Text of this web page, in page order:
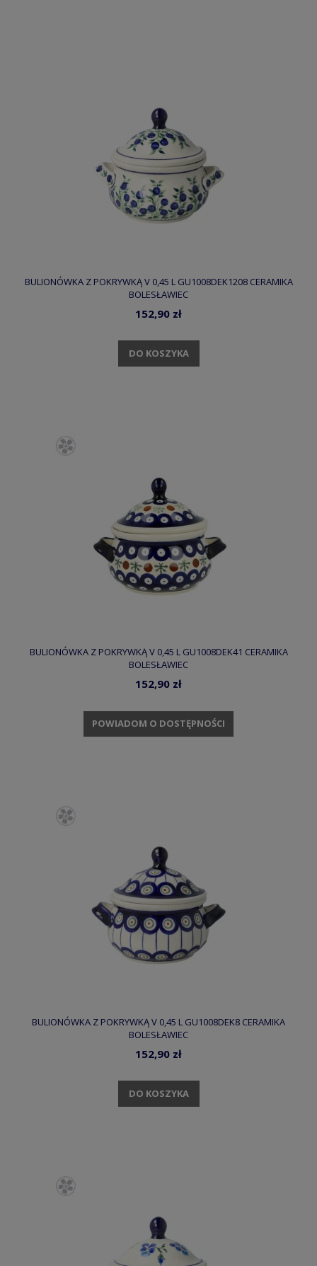
BULIONÓWKA Z POKRYWKĄ V 0,45 L GU1008DEK1208 CERAMIKA
BOLESŁAWIEC
152,90 zł
DO KOSZYKA
BULIONÓWKA Z POKRYWKĄ V 0,45 L GU1008DEK41 CERAMIKA
BOLESŁAWIEC
152,90 zł
POWIADOM O DOSTĘPNOŚCI
BULIONÓWKA Z POKRYWKĄ V 0,45 L GU1008DEK8 CERAMIKA
BOLESŁAWIEC
152,90 zł
DO KOSZYKA